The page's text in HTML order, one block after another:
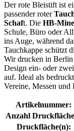
Der rote Bleistift ist
passender roter
Schaft. Die HB-Mine
Schule, Büro oder
ins Auge, während
Tauchkappe schützt
Wir drucken in Berlin
Design ein- oder
auf. Ideal als
Vereine, Messen und
Artikelnummer:
Anzahl
Druckfläche(n):